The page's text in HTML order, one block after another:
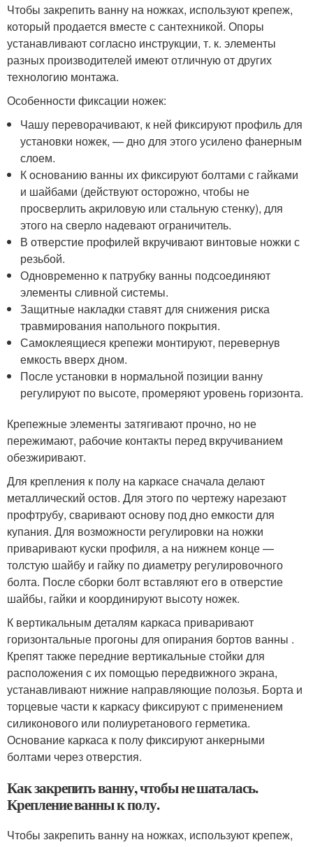
Чтобы закрепить ванну на ножках, используют крепеж,
который продается вместе с сантехникой. Опоры
устанавливают согласно инструкции, т. к. элементы
разных производителей имеют отличную от других
технологию монтажа.
Особенности фиксации ножек:
Чашу переворачивают, к ней фиксируют профиль для
установки ножек, — дно для этого усилено фанерным
слоем.
К основанию ванны их фиксируют болтами с гайками
и шайбами (действуют осторожно, чтобы не
просверлить акриловую или стальную стенку), для
этого на сверло надевают ограничитель.
В отверстие профилей вкручивают винтовые ножки с
резьбой.
Одновременно к патрубку ванны подсоединяют
элементы сливной системы.
Защитные накладки ставят для снижения риска
травмирования напольного покрытия.
Самоклеящиеся крепежи монтируют, перевернув
емкость вверх дном.
После установки в нормальной позиции ванну
регулируют по высоте, промеряют уровень горизонта.
Крепежные элементы затягивают прочно, но не
пережимают, рабочие контакты перед вкручиванием
обезжиривают.
Для крепления к полу на каркасе сначала делают
металлический остов. Для этого по чертежу нарезают
профтрубу, сваривают основу под дно емкости для
купания. Для возможности регулировки на ножки
приваривают куски профиля, а на нижнем конце —
толстую шайбу и гайку по диаметру регулировочного
болта. После сборки болт вставляют его в отверстие
шайбы, гайки и координируют высоту ножек.
К вертикальным деталям каркаса приваривают
горизонтальные прогоны для опирания бортов ванны .
Крепят также передние вертикальные стойки для
расположения с их помощью передвижного экрана,
устанавливают нижние направляющие полозья. Борта и
торцевые части к каркасу фиксируют с применением
силиконового или полиуретанового герметика.
Основание каркаса к полу фиксируют анкерными
болтами через отверстия.
Как закрепить ванну, чтобы не шаталась.
Крепление ванны к полу.
Чтобы закрепить ванну на ножках, используют крепеж,